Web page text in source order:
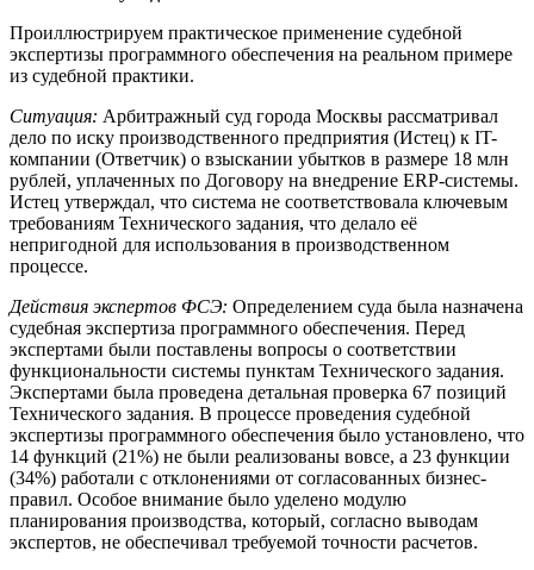
Проиллюстрируем практическое применение судебной
экспертизы программного обеспечения на реальном примере
из судебной практики.
Ситуация: Арбитражный суд города Москвы рассматривал
дело по иску производственного предприятия (Истец) к IT-
компании (Ответчик) о взыскании убытков в размере 18 млн
рублей, уплаченных по Договору на внедрение ERP-системы.
Истец утверждал, что система не соответствовала ключевым
требованиям Технического задания, что делало её
непригодной для использования в производственном
процессе.
Действия экспертов ФСЭ: Определением суда была назначена
судебная экспертиза программного обеспечения. Перед
экспертами были поставлены вопросы о соответствии
функциональности системы пунктам Технического задания.
Экспертами была проведена детальная проверка 67 позиций
Технического задания. В процессе проведения судебной
экспертизы программного обеспечения было установлено, что
14 функций (21%) не были реализованы вовсе, а 23 функции
(34%) работали с отклонениями от согласованных бизнес-
правил. Особое внимание было уделено модулю
планирования производства, который, согласно выводам
экспертов, не обеспечивал требуемой точности расчетов.